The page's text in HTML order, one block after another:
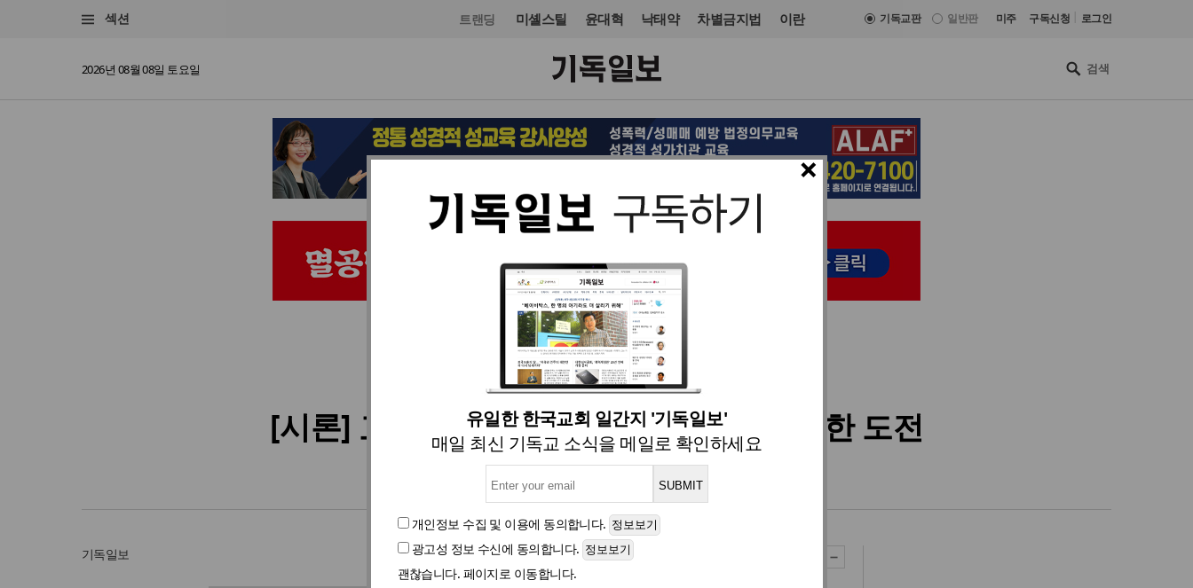
섹션 트랜딩 미셸스틸 윤대혁 낙태약 차별금지법 이란 기독교판 일반판 미주 구독신청 로그인
2026년 08월 08일 토요일
×
유일한 한국교회 일간지 '기독일보'
매일 최신 기독교 소식을 메일로 확인하세요
개인정보 수집 및 이용에 동의합니다.
광고성 정보 수신에 동의합니다.
괜찮습니다. 페이지로 이동합니다.
오피니언·칼럼 시론 입력 2025. 06. 18 13:10
[시론] 교회 향한 수사는 종교의 자유에 대한 도전
박종호 목사(수도권기독교총연합회 사무총장)
기독일보